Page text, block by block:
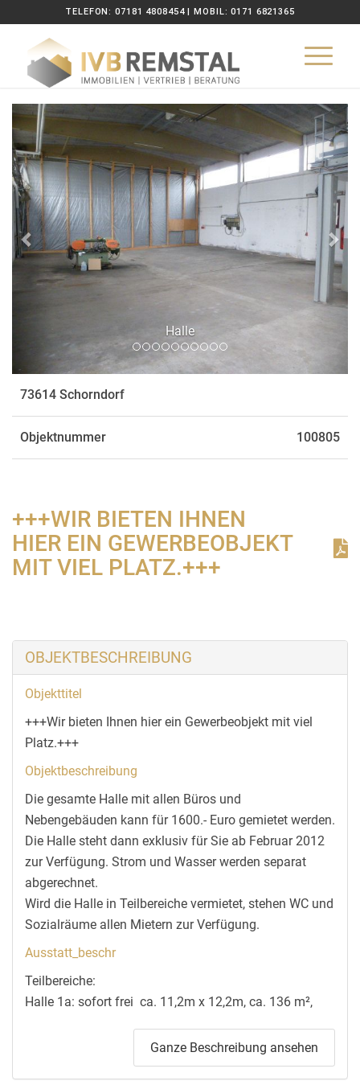
TELEFON: 07181 4808454 | MOBIL: 0171 6821365
Halle
Zurück
73614 Schorndorf
Objektnummer 100805
+++WIR BIETEN IHNEN
HIER EIN GEWERBEOBJEKT
MIT VIEL PLATZ.+++
OBJEKTBESCHREIBUNG
Objekttitel
+++Wir bieten Ihnen hier ein Gewerbeobjekt mit viel
Platz.+++
Objektbeschreibung
Die gesamte Halle mit allen Büros und
Nebengebäuden kann für 1600.- Euro gemietet werden.
Die Halle steht dann exklusiv für Sie ab Februar 2012
zur Verfügung. Strom und Wasser werden separat
abgerechnet.
Wird die Halle in Teilbereiche vermietet, stehen WC und
Sozialräume allen Mietern zur Verfügung.
Ausstatt_beschr
Teilbereiche:
Halle 1a: sofort frei  ca. 11,2m x 12,2m, ca. 136 m²,
Monatsmiete für diesen Teilbereich = 620.- Euro.
Halle 1b: frei ab Januar 2012  ca. 11,2m x 12,2m,
Ganze Beschreibung ansehen